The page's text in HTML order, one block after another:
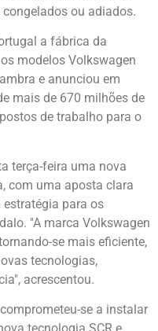
ou adiados.
a fábrica da
modelos Volkswagen
e anunciou em
mais de 670 milhões de
de trabalho para o
terça-feira uma nova
com uma aposta clara
para os
"A marca Volkswagen
se mais eficiente,
tecnologias,
acrescentou.
se a instalar